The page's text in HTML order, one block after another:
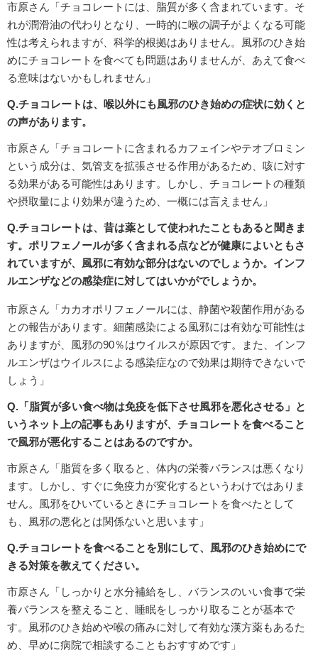
市原さん「チョコレートには、脂質が多く含まれています。そ
れが潤滑油の代わりとなり、一時的に喉の調子がよくなる可能
性は考えられますが、科学的根拠はありません。風邪のひき始
めにチョコレートを食べても問題はありませんが、あえて食べ
る意味はないかもしれません」
Q.チョコレートは、喉以外にも風邪のひき始めの症状に効くと
の声があります。
市原さん「チョコレートに含まれるカフェインやテオブロミン
という成分は、気管支を拡張させる作用があるため、咳に対す
る効果がある可能性はあります。しかし、チョコレートの種類
や摂取量により効果が違うため、一概には言えません」
Q.チョコレートは、昔は薬として使われたこともあると聞きま
す。ポリフェノールが多く含まれる点などが健康によいともさ
れていますが、風邪に有効な部分はないのでしょうか。インフ
ルエンザなどの感染症に対してはいかがでしょうか。
市原さん「カカオポリフェノールには、静菌や殺菌作用がある
との報告があります。細菌感染による風邪には有効な可能性は
ありますが、風邪の90％はウイルスが原因です。また、インフ
ルエンザはウイルスによる感染症なので効果は期待できないで
しょう」
Q.「脂質が多い食べ物は免疫を低下させ風邪を悪化させる」と
いうネット上の記事もありますが、チョコレートを食べること
で風邪が悪化することはあるのですか。
市原さん「脂質を多く取ると、体内の栄養バランスは悪くなり
ます。しかし、すぐに免疫力が変化するというわけではありま
せん。風邪をひいているときにチョコレートを食べたとして
も、風邪の悪化とは関係ないと思います」
Q.チョコレートを食べることを別にして、風邪のひき始めにで
きる対策を教えてください。
市原さん「しっかりと水分補給をし、バランスのいい食事で栄
養バランスを整えること、睡眠をしっかり取ることが基本で
す。風邪のひき始めや喉の痛みに対して有効な漢方薬もあるた
め、早めに病院で相談することもおすすめです」